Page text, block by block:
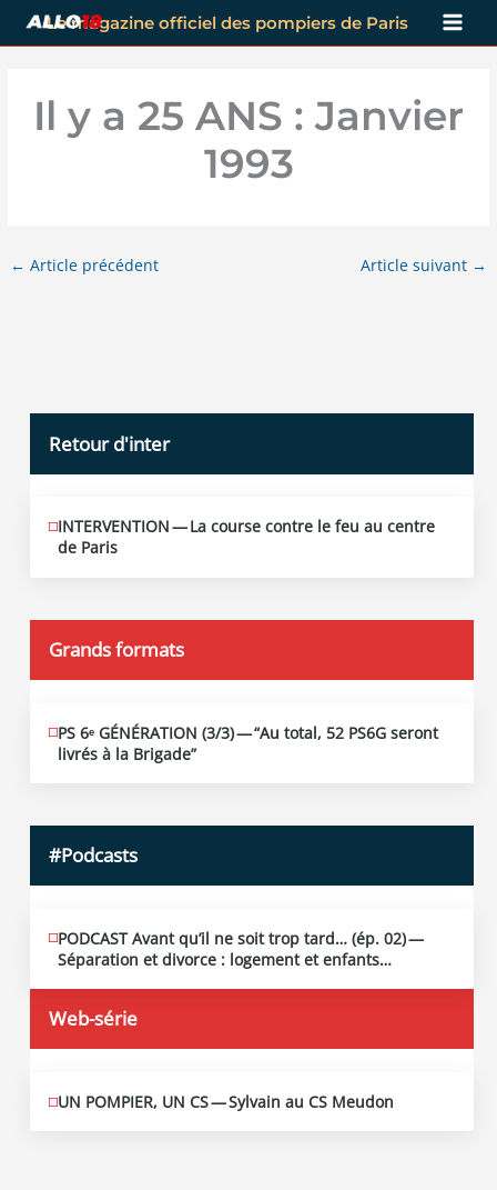
Aller
au
Le magazine officiel des pompiers de Paris
Il y a 25 ANS : Janvier
1993
← Article précédent Article suivant →
Retour d'inter
JUIN
12
INTERVENTION — La course contre le feu au centre
de Paris
Grands formats
JUIN
19
2026
PS 6ᵉ GÉNÉRATION (3/​3) — “Au total, 52 PS6G seront
livrés à la Brigade”
#Podcasts
MAI
13
2026
PODCAST Avant qu’il ne soit trop tard… (ép. 02) —
Séparation et divorce : logement et enfants…
Web-série
MAI
10
UN POMPIER, UN CS — Sylvain au CS Meudon